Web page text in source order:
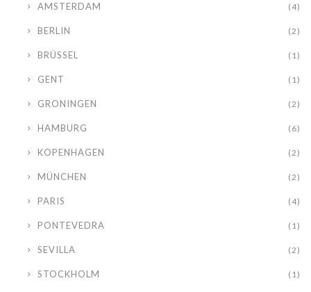
AMSTERDAM (4)
BERLIN (2)
BRÜSSEL (1)
GENT (1)
GRONINGEN (2)
HAMBURG (6)
KOPENHAGEN (2)
MÜNCHEN (2)
PARIS (4)
PONTEVEDRA (1)
SEVILLA (2)
STOCKHOLM (1)